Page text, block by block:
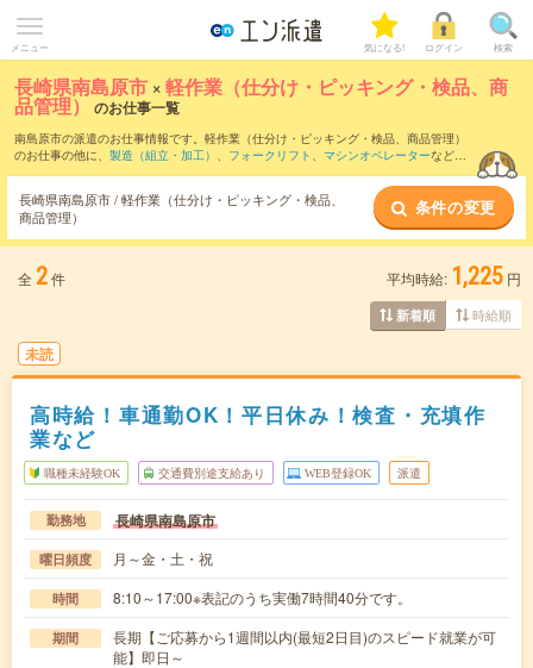
メニュー 気になる! ログイン 検索
長崎県南島原市 ×軽作業（仕分け・ピッキング・検品、商
品管理） のお仕事一覧
南島原市の派遣のお仕事情報です。軽作業（仕分け・ピッキング・検品、商品管理）
のお仕事の他に、 製造（組立・加工） 、 フォークリフト 、 マシンオペレーターなどを
軽作業（仕分け・ピッキング・検品、商
品管理）のお仕事とは？とは？
長崎県南島原市 / 軽作業（仕分け・ピッキング・検品、
商品管理）
条件の変更
全 2件 平均時給: 1,225 円
新着順 時給順
未読
高時給！車通勤OK！平日休み！検査・充填作
業など
職種未経験OK 交通費別途支給あり WEB登録OK 派遣
勤務地 長崎県南島原市
曜日頻度 月～金・土・祝
時間 8:10～17:00※表記のうち実働7時間40分です。
期間
長期【ご応募から1週間以内(最短2日目)のスピード就業が可
能】即日～